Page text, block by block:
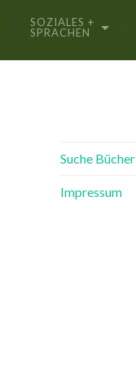
SOZIALES +
SPRACHEN
Suche Bücher
Impressum